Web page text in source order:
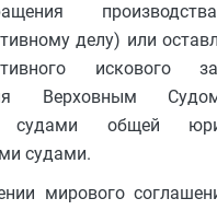
делу) или
искового
Верховным
судами общей
судами.
мирового